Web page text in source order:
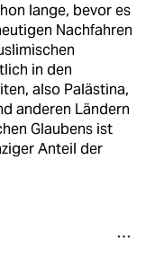
lange, bevor es
Nachfahren
in den
also Palästina,
anderen Ländern
Glaubens ist
Anteil der